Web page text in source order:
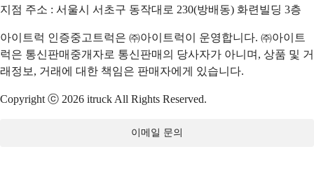
지점 주소 : 서울시 서초구 동작대로 230(방배동) 화련빌딩 3층
아이트럭 인증중고트럭은 ㈜아이트럭이 운영합니다. ㈜아이트
럭은 통신판매중개자로 통신판매의 당사자가 아니며, 상품 및 거
래정보, 거래에 대한 책임은 판매자에게 있습니다.
Copyright ⓒ 2026 itruck All Rights Reserved.
이메일 문의